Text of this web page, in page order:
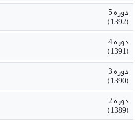
دوره 5
(1392)
دوره 4
(1391)
دوره 3
(1390)
دوره 2
(1389)